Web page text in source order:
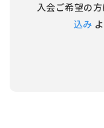
入会ご希望の方
込み